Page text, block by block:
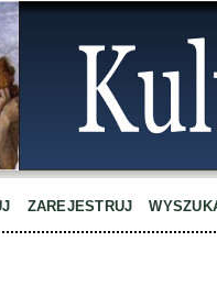
ZAREJESTRUJ